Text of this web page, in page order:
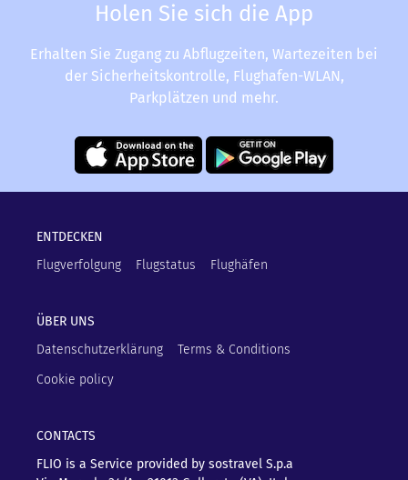
Holen Sie sich die App
Erhalten Sie Zugang zu Abflugzeiten, Wartezeiten bei
der Sicherheitskontrolle, Flughafen-WLAN,
Parkplätzen und mehr.
ENTDECKEN
Flugverfolgung
Flugstatus Flughäfen
ÜBER UNS
Datenschutzerklärung
Terms & Conditions
Cookie policy
CONTACTS
FLIO is a Service provided by sostravel S.p.a